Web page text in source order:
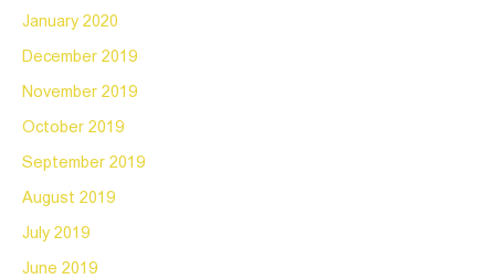
January 2020
December 2019
November 2019
October 2019
September 2019
August 2019
July 2019
June 2019